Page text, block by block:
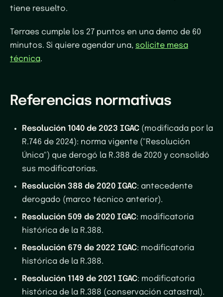
tiene resuelto.
Terraes cumple los 27 puntos en una demo de 60
minutos. Si quiere agendar una, solicite mesa
técnica.
Referencias normativas
Resolución 1040 de 2023 IGAC (modificada por la
R.746 de 2024): norma vigente ("Resolución
Única") que derogó la R.388 de 2020 y consolidó
sus modificatorias.
Resolución 388 de 2020 IGAC: antecedente
derogado (marco técnico anterior).
Resolución 509 de 2020 IGAC: modificatoria
histórica de la R.388.
Resolución 679 de 2022 IGAC: modificatoria
histórica de la R.388.
Resolución 1149 de 2021 IGAC: modificatoria
histórica de la R.388 (conservación catastral).